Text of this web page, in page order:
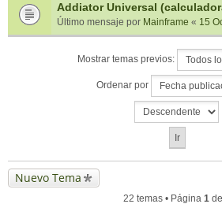
Addiator Universal
Último mensaje por Mainframe « 15
Mostrar temas previos:
Ordenar por
Nuevo Tema
22 temas • Página 1 de